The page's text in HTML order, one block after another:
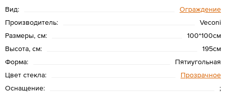
Вид:
Ограждение
Производитель:
Veconi
Размеры, см:
100*100см
Высота, см:
195см
Форма:
Пятиугольная
Цвет стекла:
Прозрачное
Оснащение:
;